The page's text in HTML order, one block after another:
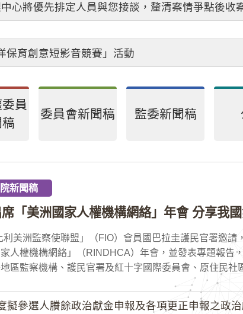
心將優先排定人員與您接談，釐清案情爭點後收
保育創意短影音競賽」活動
員
委員會新聞稿 監委新聞稿
「美洲國家人權機構網絡」年會 分享我
院新聞稿
利美洲監察使聯盟」（FIO）會員國巴拉圭護民官署邀
人權機構網絡」（RINDHCA）年會，並發表專題報告
區監察機構、護民官署及紅十字國際委員會、原住民社
擬參選人賸餘政治獻金申報及各項更正申報之政